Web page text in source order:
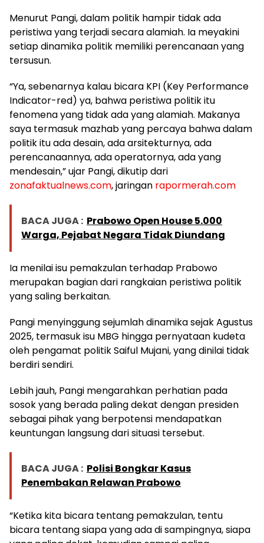
Menurut Pangi, dalam politik hampir tidak ada
peristiwa yang terjadi secara alamiah. Ia meyakini
setiap dinamika politik memiliki perencanaan yang
tersusun.
“Ya, sebenarnya kalau bicara KPI (Key Performance
Indicator-red) ya, bahwa peristiwa politik itu
fenomena yang tidak ada yang alamiah. Makanya
saya termasuk mazhab yang percaya bahwa dalam
politik itu ada desain, ada arsitekturnya, ada
perencanaannya, ada operatornya, ada yang
mendesain,” ujar Pangi, dikutip dari
zonafaktualnews.com, jaringan rapormerah.com
BACA JUGA : Prabowo Open House 5.000
Warga, Pejabat Negara Tidak Diundang
Ia menilai isu pemakzulan terhadap Prabowo
merupakan bagian dari rangkaian peristiwa politik
yang saling berkaitan.
Pangi menyinggung sejumlah dinamika sejak Agustus
2025, termasuk isu MBG hingga pernyataan kudeta
oleh pengamat politik Saiful Mujani, yang dinilai tidak
berdiri sendiri.
Lebih jauh, Pangi mengarahkan perhatian pada
sosok yang berada paling dekat dengan presiden
sebagai pihak yang berpotensi mendapatkan
keuntungan langsung dari situasi tersebut.
BACA JUGA : Polisi Bongkar Kasus
Penembakan Relawan Prabowo
“Ketika kita bicara tentang pemakzulan, tentu
bicara tentang siapa yang ada di sampingnya, siapa